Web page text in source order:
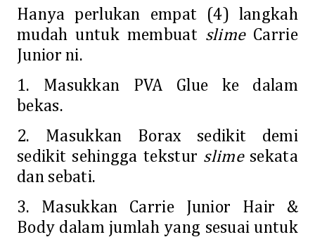
Hanya perlukan empat (4) langkah
mudah untuk membuat slimeCarrie
Junior ni.
1. Masukkan PVA Glue ke dalam
bekas.
2. Masukkan Borax sedikit demi
sedikit sehingga tekstur slimesekata
dan sebati.
3. Masukkan Carrie Junior Hair &
Body dalam jumlah yang sesuai untuk